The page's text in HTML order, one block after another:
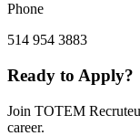
Phone
514 954 3883
Ready to Apply?
Join TOTEM
career.